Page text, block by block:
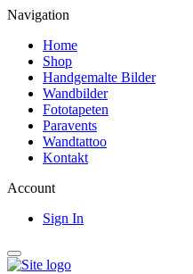
Navigation
Home
Shop
Handgemalte Bilder
Wandbilder
Fototapeten
Paravents
Wandtattoo
Kontakt
Account
Sign In